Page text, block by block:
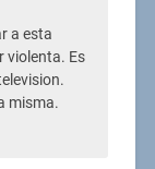
a esta
violenta. Es
misma.